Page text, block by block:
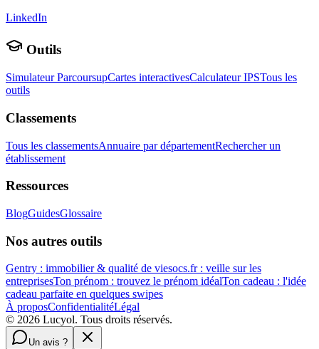
LinkedIn
Outils
Simulateur ParcoursupCartes interactivesCalculateur IPSTous les
outils
Classements
Tous les classementsAnnuaire par départementRechercher un
établissement
Ressources
BlogGuidesGlossaire
Nos autres outils
Gentry : immobilier & qualité de viesocs.fr : veille sur les
entreprisesTon prénom : trouvez le prénom idéalTon cadeau : l'idée
cadeau parfaite en quelques swipes
À proposConfidentialitéLégal
© 2026 Lucyol. Tous droits réservés.
Un avis ?